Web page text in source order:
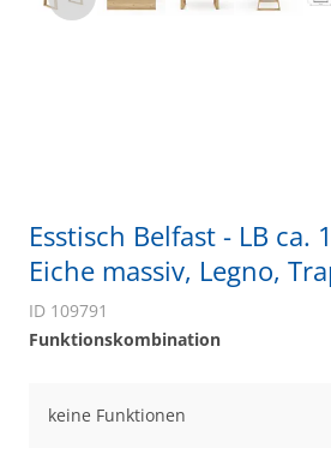
Esstisch Belfast - LB ca.
Eiche massiv, Legno,
ID 109791
Funktionskombination
keine Funktionen